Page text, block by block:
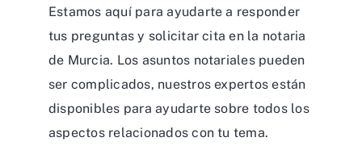
Estamos aquí para ayudarte a responder
tus preguntas y solicitar cita en la notaria
de Murcia. Los asuntos notariales pueden
ser complicados, nuestros expertos están
disponibles para ayudarte sobre todos los
aspectos relacionados con tu tema.